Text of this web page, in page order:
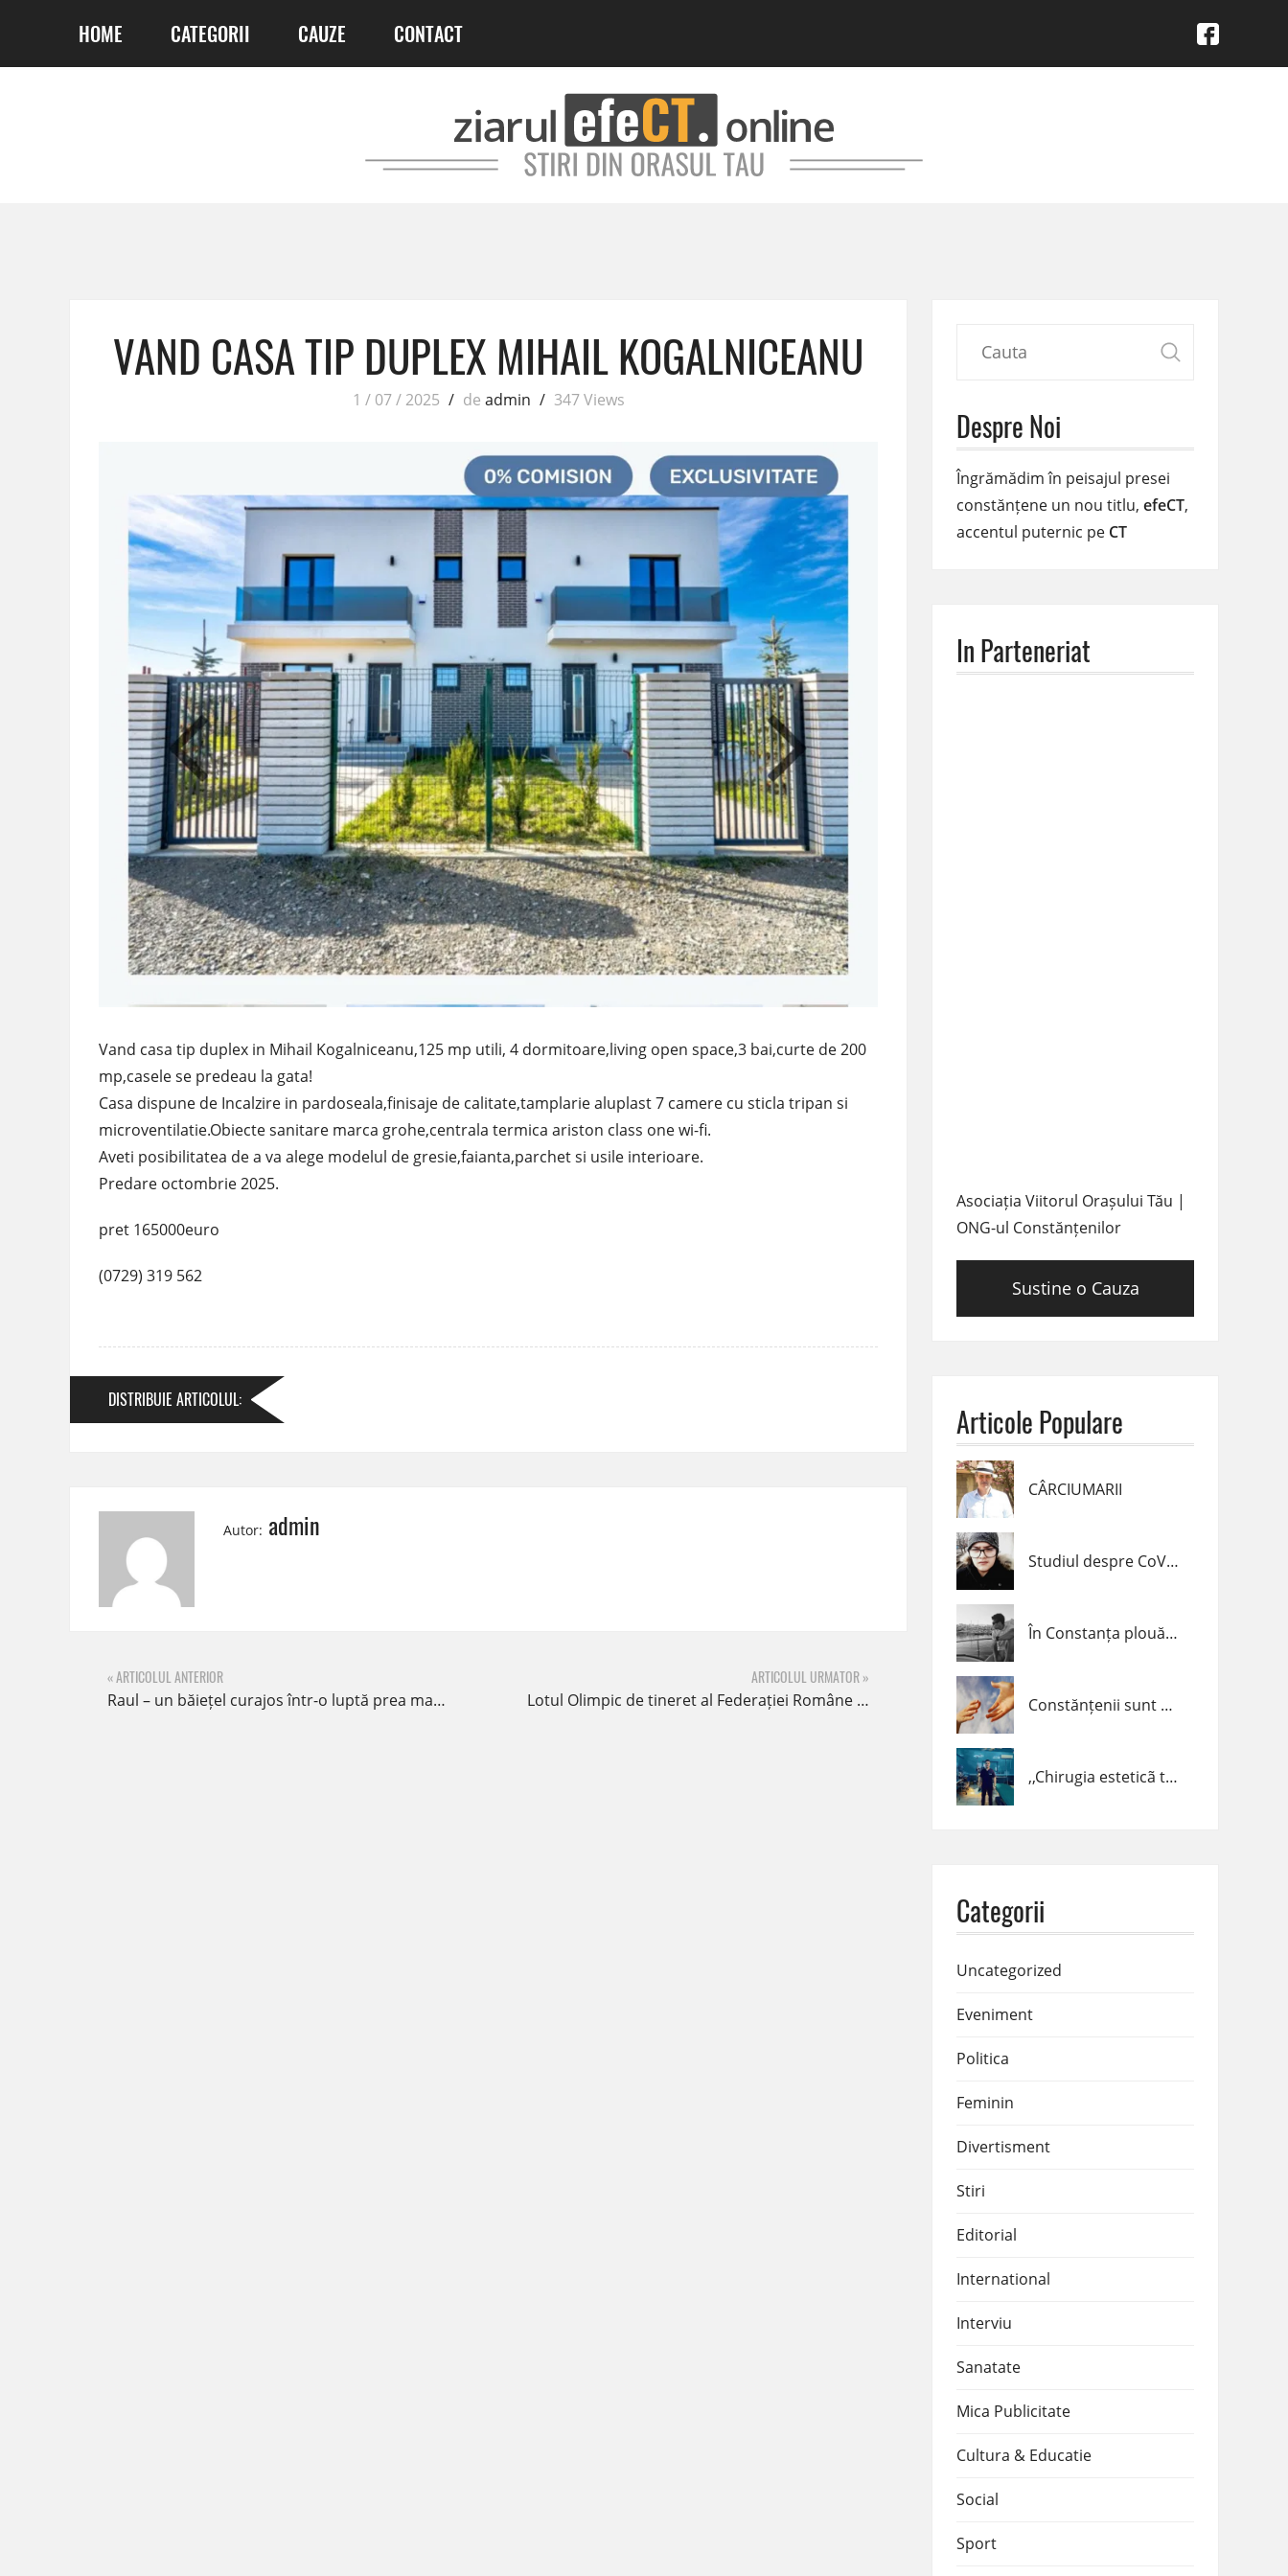
HOME CATEGORII CAUZE CONTACT
VAND CASA TIP DUPLEX MIHAIL KOGALNICEANU
1 / 07 / 2025 / de admin / 347 Views
Vand casa tip duplex in Mihail Kogalniceanu,125 mp utili, 4 dormitoare,living open space,3 bai,curte de 200
mp,casele se predeau la gata!
Casa dispune de Incalzire in pardoseala,finisaje de calitate,tamplarie aluplast 7 camere cu sticla tripan si
microventilatie.Obiecte sanitare marca grohe,centrala termica ariston class one wi-fi.
Aveti posibilitatea de a va alege modelul de gresie,faianta,parchet si usile interioare.
Predare octombrie 2025.
pret 165000euro
(0729) 319 562
DISTRIBUIE ARTICOLUL:
Autor: admin
« ARTICOLUL ANTERIOR
Raul – un băiețel curajos într-o luptă prea mare pentru vârsta lui
ARTICOLUL URMATOR »
Lotul Olimpic de tineret al Federației Române de Canotaj a vizitat Cazinoul
Despre Noi
Îngrămădim în peisajul presei
constănțene un nou titlu, efeCT,
accentul puternic pe CT
In Parteneriat
Asociația Viitorul Orașului Tău |
ONG-ul Constănțenilor
Sustine o Cauza
Articole Populare
CÂRCIUMARII
Studiul despre CoVid-19 realizat de un elev de clasa a VII-a din Navodari
În Constanța plouă cu inele !
Constănțenii sunt alături de Diana Popescu
,,Chirugia esteticã trebuie fãcutã cȃnd trebuie, cum trebuie şi de cine trebuie!” – dr. Claudiu Podac
Categorii
Uncategorized
Eveniment
Politica
Feminin
Divertisment
Stiri
Editorial
International
Interviu
Sanatate
Mica Publicitate
Cultura & Educatie
Social
Sport